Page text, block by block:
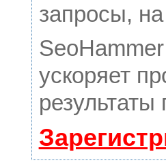
запросы,
ускоряет